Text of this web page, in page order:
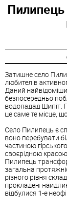
Пилипець
Затишне село
любителів
Даний
безпосередньо
водопадад Шипіт.
це саме те місце,
Село Пилипець є
воно перебувати
частиною
своєрідною
Пилипець
загальна
різного рівня
прокладені
відбулися 1-е